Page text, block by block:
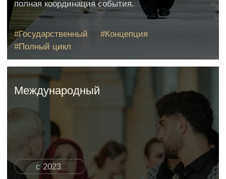
+7 499 322 21 09
Партнерам
Модели 30+ лет
Полежаевская, 1-ая Магистральная
улица, 25, 2 этаж, офис 12
Модели